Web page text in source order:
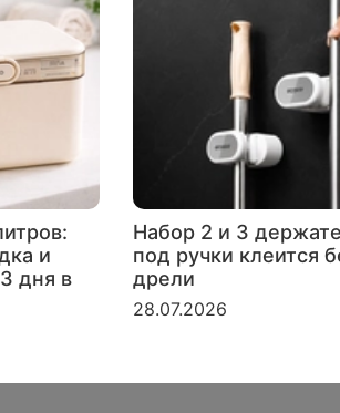
и
дня в
Набор 2 и 3
под ручки клеится
дрели
28.07.2026